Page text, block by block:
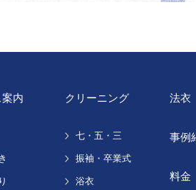
内 クリーニング
七・五・三
振袖・卒業式
浴衣
法衣
事例
料金